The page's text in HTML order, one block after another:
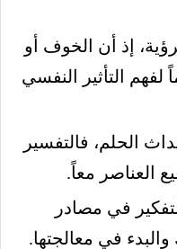
إذ أن الخوف أو
لفهم التأثير النفسي
الحلم، فالتفسير
العناصر معاً.
في مصادر
في معالجتها.